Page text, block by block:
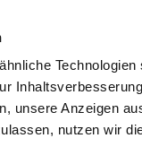
unsere Anzeigen
nutzen wir
& Angebote